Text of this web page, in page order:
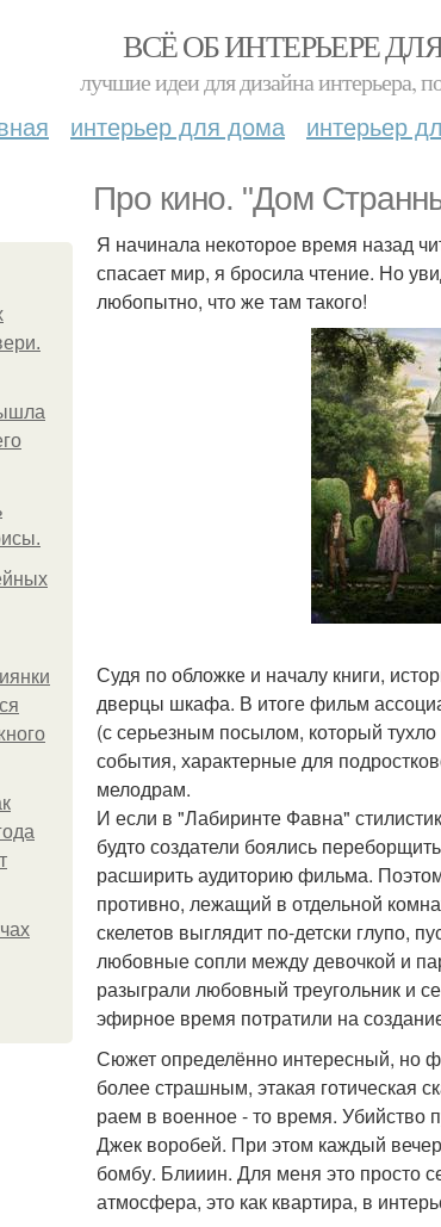
ВСЁ ОБ ИНТЕРЬЕРЕ
лучшие идеи для дизайна интерьера,
интерьер для дома интерьер
Про кино. "Дом
Я начинала некоторое время назад
спасает мир, я бросила чтение. Но
любопытно, что же там такого!
Судя по обложке и началу книги,
дверцы шкафа. В итоге фильм
(с серьезным посылом, который
события, характерные для
мелодрам.
И если в "Лабиринте Фавна"
будто создатели боялись
расширить аудиторию фильма.
противно, лежащий в отдельной
скелетов выглядит по-детски глупо,
любовные сопли между девочкой и
разыграли любовный треугольник и
эфирное время потратили на
Сюжет определённо интересный, но
более страшным, этакая готическая
раем в военное - то время. Убийство
Джек воробей. При этом каждый
бомбу. Блииин. Для меня это просто
атмосфера, это как квартира, в